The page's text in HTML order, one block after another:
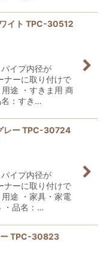
イト TPC-30512
イプ内径が
ナーに取り付けで
途 ・すきま用 商
名：すき…
レー TPC-30724
イプ内径が
ナーに取り付けで
途 ・家具・家電
・品名：…
ー TPC-30823